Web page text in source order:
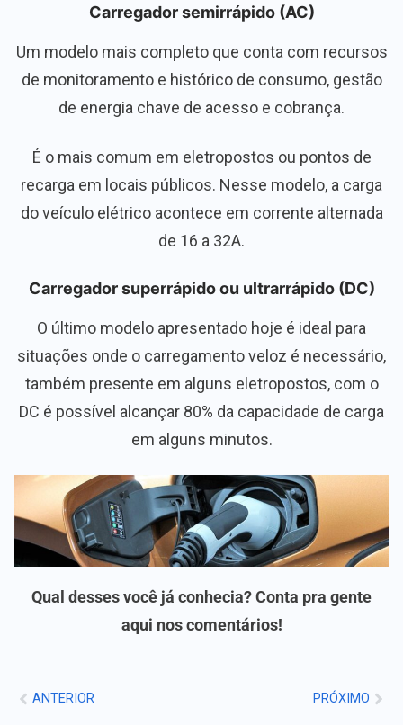
Carregador semirrápido (AC)
Um modelo mais completo que conta com recursos
de monitoramento e histórico de consumo, gestão
de energia chave de acesso e cobrança.
É o mais comum em eletropostos ou pontos de
recarga em locais públicos. Nesse modelo, a carga
do veículo elétrico acontece em corrente alternada
de 16 a 32A.
Carregador superrápido ou ultrarrápido (DC)
O último modelo apresentado hoje é ideal para
situações onde o carregamento veloz é necessário,
também presente em alguns eletropostos, com o
DC é possível alcançar 80% da capacidade de carga
em alguns minutos.
Qual desses você já conhecia? Conta pra gente
aqui nos comentários!
ANTERIOR PRÓXIMO